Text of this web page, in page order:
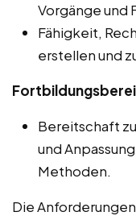
Vorgänge und
Fähigkeit,
erstellen und
Bereitschaft
und
Methoden.
Die